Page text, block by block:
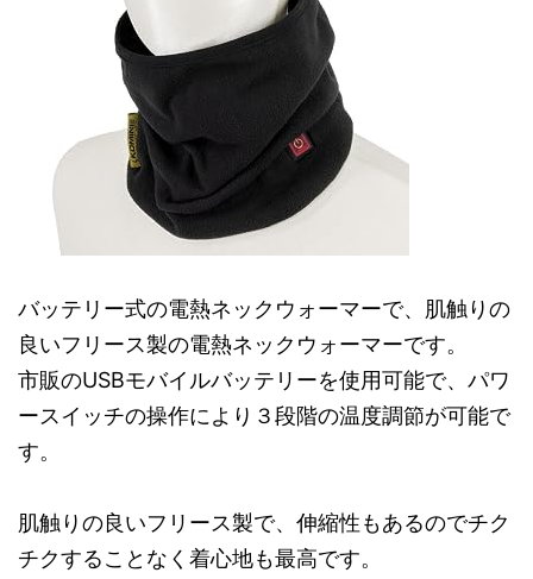
バッテリー式の電熱ネックウォーマーで、肌触りの
良いフリース製の電熱ネックウォーマーです。
市販のUSBモバイルバッテリーを使用可能で、パワ
ースイッチの操作により３段階の温度調節が可能で
す。
肌触りの良いフリース製で、伸縮性もあるのでチク
チクすることなく着心地も最高です。